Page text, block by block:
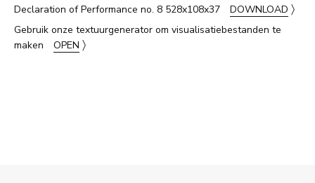
Declaration of Performance no. 8 528x108x37 DOWNLOAD 〉
Gebruik onze textuurgenerator om visualisatiebestanden te
maken
OPEN 〉